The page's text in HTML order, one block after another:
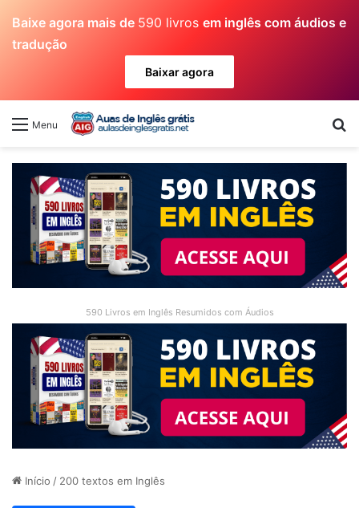
Baixe agora mais de 590 livros em inglês com áudios e
tradução
Baixar agora
Menu
590 Livros em Inglês Resumidos com Áudios
Início / 200 textos em Inglês